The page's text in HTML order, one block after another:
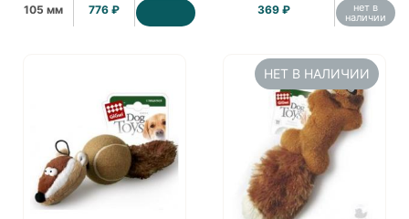
105 мм 776 ₽ 369 ₽ нет в
наличии
НЕТ В НАЛИЧИИ